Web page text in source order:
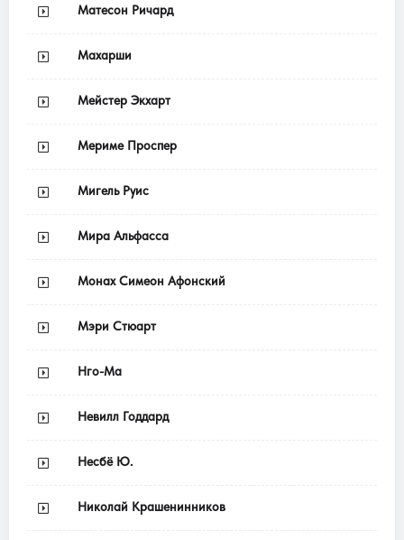
Матесон Ричард
Махарши
Мейстер Экхарт
Мериме Проспер
Мигель Руис
Мира Альфасса
Монах Симеон Афонский
Мэри Стюарт
Нго-Ма
Невилл Годдард
Несбё Ю.
Николай Крашенинников